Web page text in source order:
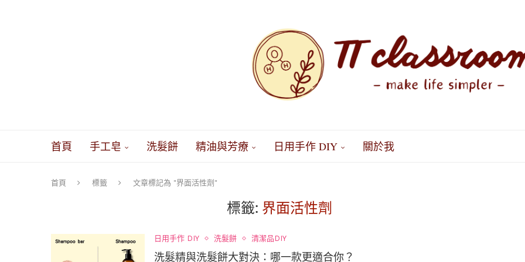
首頁 手工皂 洗髮餅 精油與芳療 日用手作 DIY 關於我
首頁 標籤 文章標記為 "界面活性劑"
標籤: 界面活性劑
日用手作 DIY 洗髮餅 清潔品DIY
洗髮精與洗髮餅大對決：哪一款更適合你？